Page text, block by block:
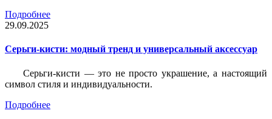
Подробнее
29.09.2025
Серьги-кисти: модный тренд и универсальный аксессуар
Серьги-кисти — это не просто украшение, а настоящий
символ стиля и индивидуальности.
Подробнее